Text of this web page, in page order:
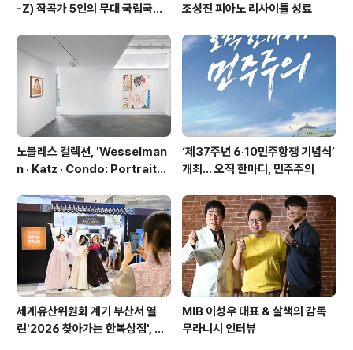
-Z) 작곡가 5인의 무대 국립국악
트'
조성진 피아노 리사이틀 성료
노블레스 컬렉션, 'Wesselman
n · Katz · Condo: Portraits i
‘제37주년 6·10민주항쟁 기념식’
개최… 오직 한마디, 민주주의
세계유산위원회 계기 부산서 열
린'2026 찾아가는 한복상점', 역
MIB 이성우 대표 & 살색의 감독
무라니시 인터뷰